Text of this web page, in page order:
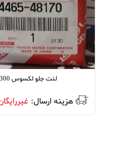
لنت جلو لکسوس nx300
هزینه ارسال: